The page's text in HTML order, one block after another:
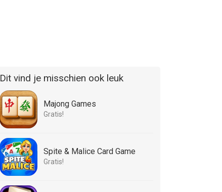
Dit vind je misschien ook leuk
Majong Games
Gratis!
Spite & Malice Card Game
Gratis!